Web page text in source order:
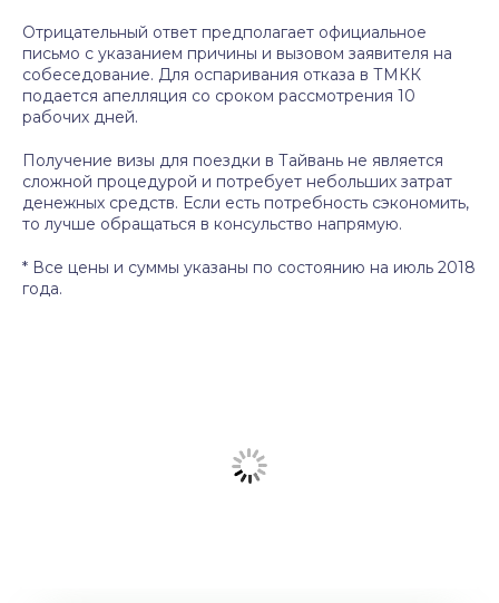
Отрицательный ответ предполагает официальное
письмо с указанием причины и вызовом заявителя на
собеседование. Для оспаривания отказа в ТМКК
подается апелляция со сроком рассмотрения 10
рабочих дней.
Получение визы для поездки в Тайвань не является
сложной процедурой и потребует небольших затрат
денежных средств. Если есть потребность сэкономить,
то лучше обращаться в консульство напрямую.
* Все цены и суммы указаны по состоянию на июль 2018
года.